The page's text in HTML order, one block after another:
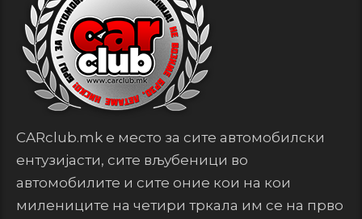
CARclub.mk е место за сите автомобилски
ентузијасти, сите вљубеници во
автомобилите и сите оние кои на кои
милениците на четири тркала им се на прво